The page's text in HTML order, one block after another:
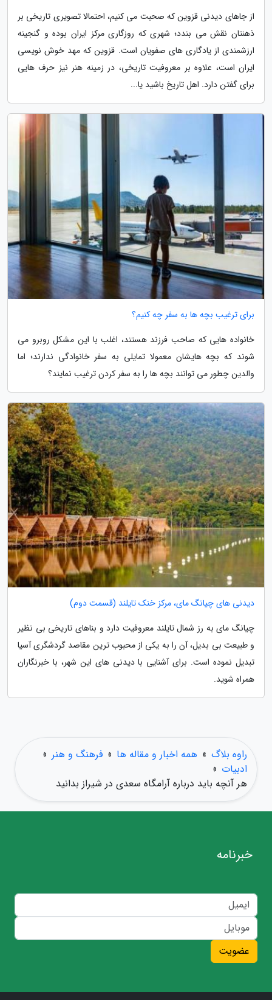
از جاهای دیدنی قزوین که صحبت می کنیم، احتمالا تصویری تاریخی بر
ذهنتان نقش می بندد؛ شهری که روزگاری مرکز ایران بوده و گنجینه
ارزشمندی از یادگاری های صفویان است. قزوین که مهد خوش نویسی
ایران است، علاوه بر معروفیت تاریخی، در زمینه هنر نیز حرف هایی
برای گفتن دارد. اهل تاریخ باشید یا...
برای ترغیب بچه ها به سفر چه کنیم؟
خانواده هایی که صاحب فرزند هستند، اغلب با این مشکل روبرو می
شوند که بچه هایشان معمولا تمایلی به سفر خانوادگی ندارند؛ اما
والدین چطور می توانند بچه ها را به سفر کردن ترغیب نمایند؟
دیدنی های چیانگ مای، مرکز خنک تایلند (قسمت دوم)
چیانگ مای به رز شمال تایلند معروفیت دارد و بناهای تاریخی بی نظیر
و طبیعت بی بدیل، آن را به یکی از محبوب ترین مقاصد گردشگری آسیا
تبدیل نموده است. برای آشنایی با دیدنی های این شهر، با خبرنگاران
همراه شوید.
راوه بلاگ » همه اخبار و مقاله ها » فرهنگ و هنر »
ادبیات »
هر آنچه باید درباره آرامگاه سعدی در شیراز بدانید
خبرنامه
عضویت